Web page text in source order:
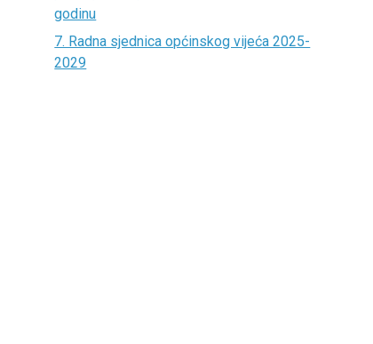
godinu
7. Radna sjednica općinskog vijeća 2025-
2029